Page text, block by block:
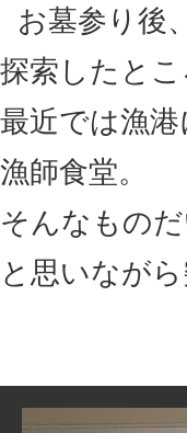
お墓参り後
探索したと
最近では漁
漁師食堂。
そんなもの
と思いながら